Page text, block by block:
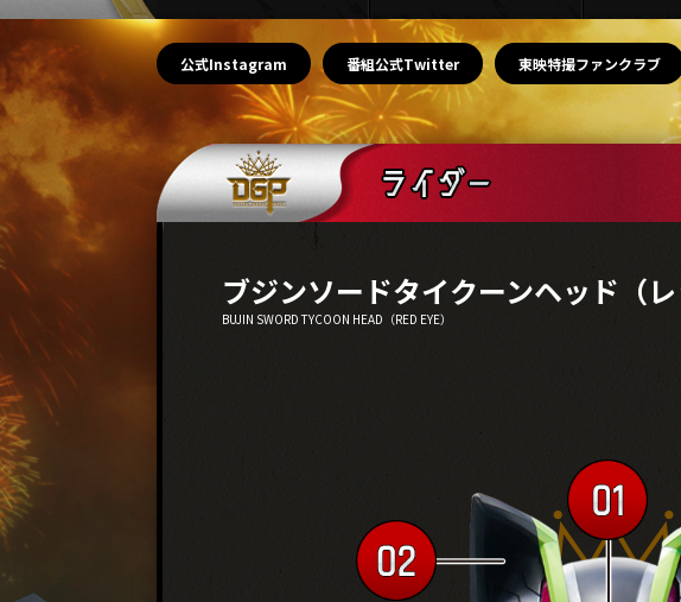
公式Instagram 番組公式Twitter 東映特撮ファンクラブ
ブジンソードタイクーンヘッド（レ
BUJIN SWORD TYCOON HEAD（RED EYE）